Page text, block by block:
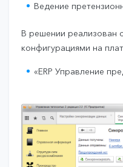
Ведение
В решении реализован
конфигурациями на
«ERP Управление